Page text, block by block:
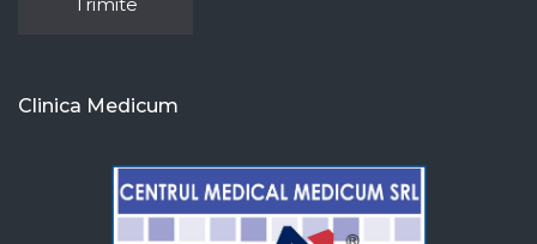
Clinica Medicum